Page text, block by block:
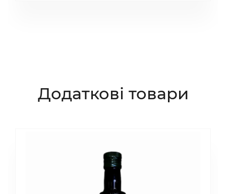
Додаткові товари